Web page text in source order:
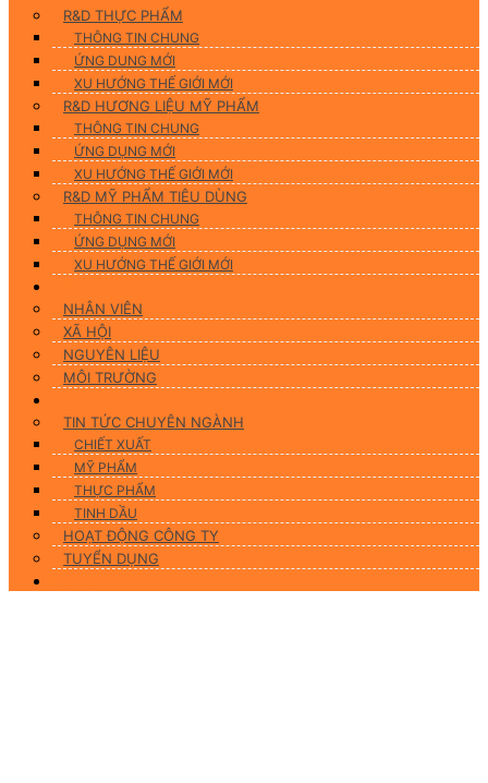
R&D THỰC PHẨM
THÔNG TIN CHUNG
ỨNG DUNG MỚI
XU HƯỚNG THẾ GIỚI MỚI
R&D HƯƠNG LIỆU MỸ PHẨM
THÔNG TIN CHUNG
ỨNG DỤNG MỚI
XU HƯỚNG THẾ GIỚI MỚI
R&D MỸ PHẨM TIÊU DÙNG
THÔNG TIN CHUNG
ỨNG DỤNG MỚI
XU HƯỚNG THẾ GIỚI MỚI
NHÂN VIÊN
XÃ HỘI
NGUYÊN LIỆU
MÔI TRƯỜNG
TIN TỨC CHUYÊN NGÀNH
CHIẾT XUẤT
MỸ PHẨM
THỰC PHẨM
TINH DẦU
HOẠT ĐỘNG CÔNG TY
TUYỂN DỤNG